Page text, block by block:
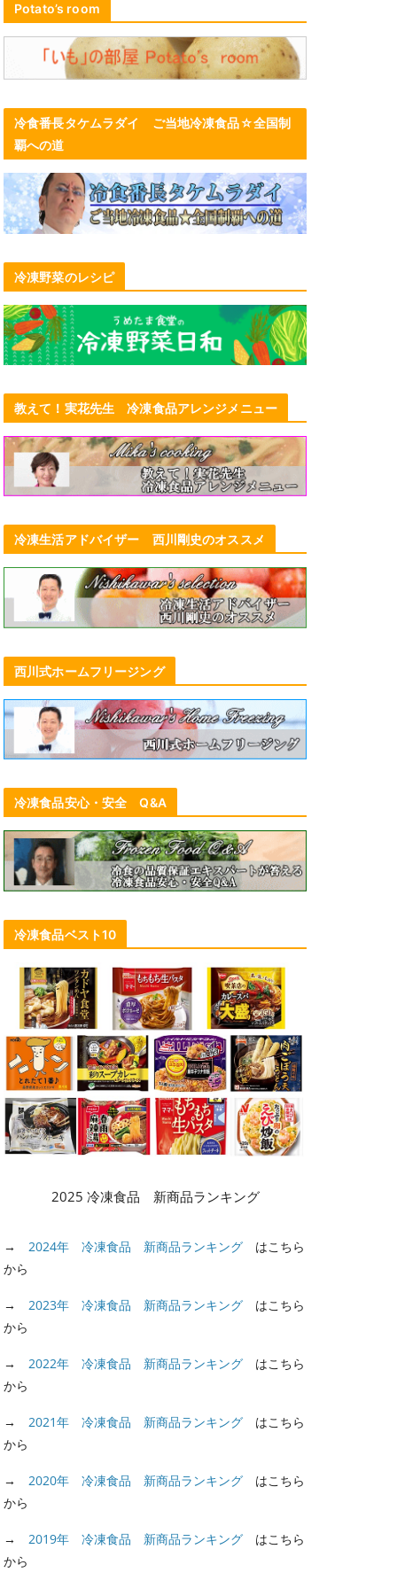
Potato’s room
冷食番長タケムラダイ ご当地冷凍食品☆全国制
覇への道
冷凍野菜のレシピ
教えて！実花先生 冷凍食品アレンジメニュー
冷凍生活アドバイザー 西川剛史のオススメ
西川式ホームフリージング
冷凍食品安心・安全 Q&A
冷凍食品ベスト10
2025 冷凍食品 新商品ランキング
→ 2024年 冷凍食品 新商品ランキング はこちら
から
→ 2023年 冷凍食品 新商品ランキング はこちら
から
→ 2022年 冷凍食品 新商品ランキング はこちら
から
→ 2021年 冷凍食品 新商品ランキング はこちら
から
→ 2020年 冷凍食品 新商品ランキング はこちら
から
→ 2019年 冷凍食品 新商品ランキング はこちら
から